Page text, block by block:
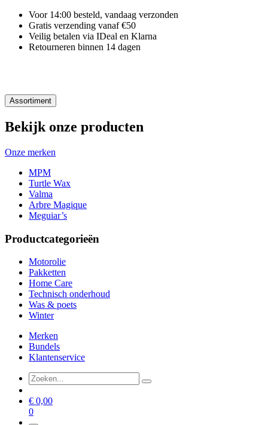
Voor 14:00 besteld, vandaag verzonden
Gratis verzending vanaf €50
Veilig betalen via IDeal en Klarna
Retourneren binnen 14 dagen
Assortiment
Bekijk onze producten
Onze merken
MPM
Turtle Wax
Valma
Arbre Magique
Meguiar’s
Productcategorieën
Motorolie
Pakketten
Home Care
Technisch onderhoud
Was & poets
Winter
Merken
Bundels
Klantenservice
€ 0,00
0